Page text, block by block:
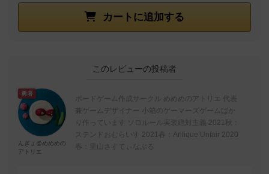
カートに追加する
このレビューの投稿者
勇者
んぎょ@めめめの
アトリエ
ボードゲーム作成サークル めめめのアトリエ 代表
兼ゲームデザイナー 小箱のゲーマーズゲームばか
り作っています ソロルール実装絶対主義 2021秋：
ステンドおむらいす 2021春：Antique Unfair 2020
春：里山さすてぃなぶる